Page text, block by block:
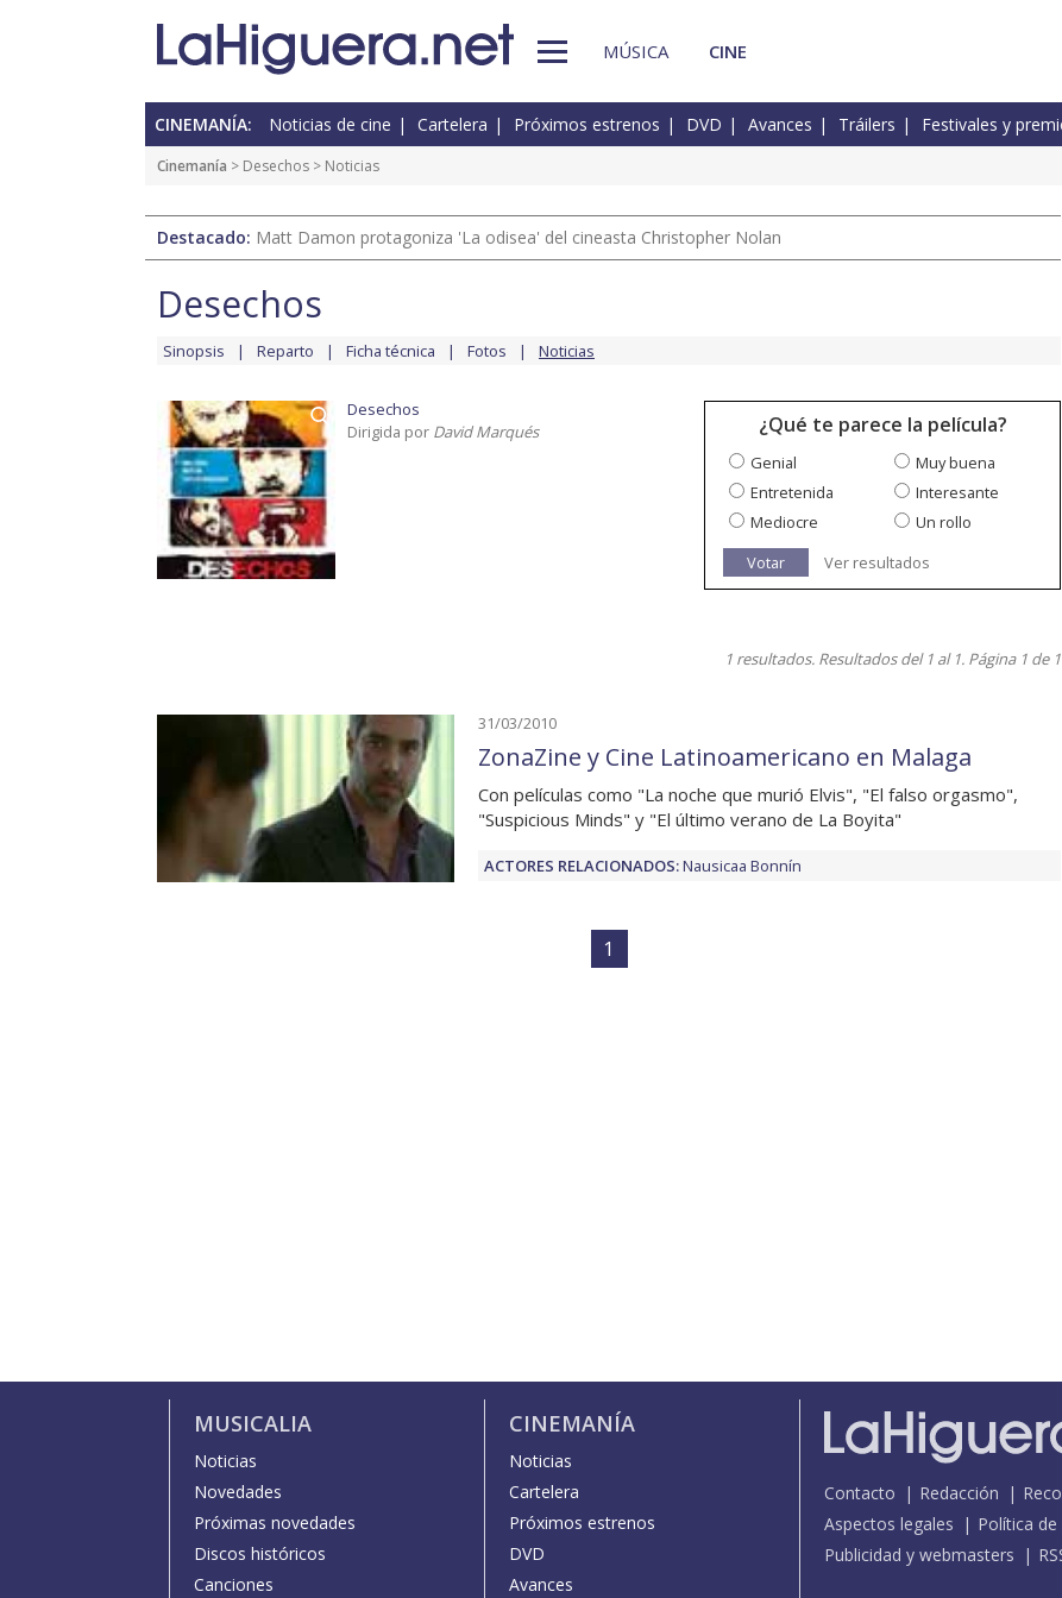
MÚSICA CINE
CINEMANÍA: Noticias de cine Cartelera Próximos estrenos DVD Avances Tráilers Festivales y
Cinemanía > Desechos > Noticias
Destacado: Matt Damon protagoniza 'La odisea' del cineasta Christopher Nolan
Desechos
Sinopsis Reparto Ficha técnica Fotos Noticias
Desechos
Dirigida por David Marqués ¿Qué te parece la película?
Genial
Muy buena
Entretenida
Interesante
Mediocre
Un rollo
Votar
Ver resultados
1 resultados. Resultados del 1 al 1. Página 1 de 1
31/03/2010
ZonaZine y Cine Latinoamericano en Malaga
Con películas como "La noche que murió Elvis", "El falso orgasmo",
"Suspicious Minds" y "El último verano de La Boyita"
ACTORES RELACIONADOS:Nausicaa Bonnín
1
MUSICALIA
Noticias
Novedades
Próximas novedades
Discos históricos
Canciones
CINEMANÍA
Noticias
Cartelera
Próximos estrenos
DVD
Avances
Contacto Redacción
Aspectos legales
Política de
Publicidad y webmasters